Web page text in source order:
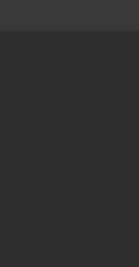
by